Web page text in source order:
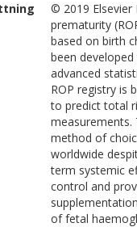
© 2019 Elsevier
prematurity
based on birth
been
advanced
ROP registry is
to predict total
measurements.
method of
worldwide
term systemic
control and
of fetal